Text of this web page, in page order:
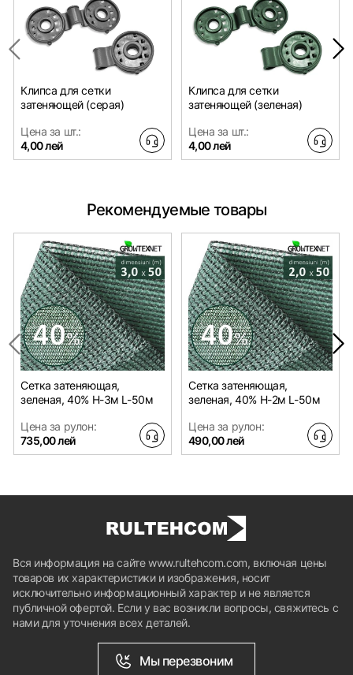
Клипса для сетки
затеняющей (серая)
Цена за шт.:
4,00 лей
Клипса для сетки
затеняющей (зеленая)
Цена за шт.:
4,00 лей
Рекомендуемые товары
Сетка затеняющая,
зеленая, 40% H-3м L-50м
Цена за рулон:
735,00 лей
Сетка затеняющая,
зеленая, 40% H-2м L-50м
Цена за рулон:
490,00 лей
Вся информация на сайте www.rultehcom.com, включая цены
товаров их характеристики и изображения, носит
исключительно информационный характер и не является
публичной офертой. Если у вас возникли вопросы, свяжитесь с
нами для уточнения всех деталей.
Мы перезвоним